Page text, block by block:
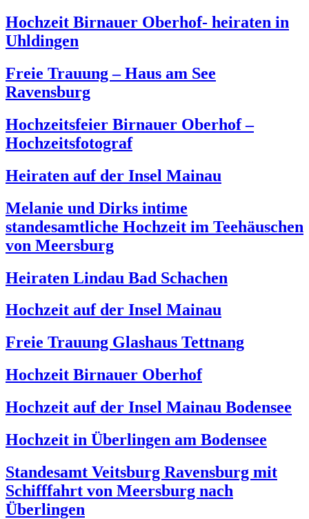
Hochzeit Birnauer Oberhof- heiraten in
Uhldingen
Freie Trauung – Haus am See
Ravensburg
Hochzeitsfeier Birnauer Oberhof –
Hochzeitsfotograf
Heiraten auf der Insel Mainau
Melanie und Dirks intime
standesamtliche Hochzeit im Teehäuschen
von Meersburg
Heiraten Lindau Bad Schachen
Hochzeit auf der Insel Mainau
Freie Trauung Glashaus Tettnang
Hochzeit Birnauer Oberhof
Hochzeit auf der Insel Mainau Bodensee
Hochzeit in Überlingen am Bodensee
Standesamt Veitsburg Ravensburg mit
Schifffahrt von Meersburg nach
Überlingen